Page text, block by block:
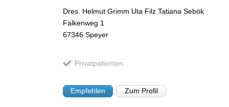
Dres. Helmut Grimm Uta Filz Tatiana Sebök
Falkenweg 1
67346 Speyer
Privatpatienten
Empfehlen Zum Profil